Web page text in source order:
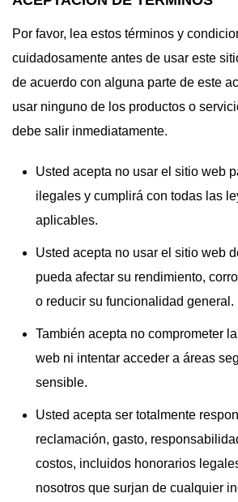
Por favor, lea estos términos y
cuidadosamente antes de usar este
de acuerdo con alguna parte de este
usar ninguno de los productos o
debe salir inmediatamente.
Usted acepta no usar el sitio web
ilegales y cumplirá con todas las
aplicables.
Usted acepta no usar el sitio web
pueda afectar su rendimiento,
o reducir su funcionalidad general.
También acepta no comprometer
web ni intentar acceder a áreas
sensible.
Usted acepta ser totalmente
reclamación, gasto,
costos, incluidos honorarios
nosotros que surjan de cualquier